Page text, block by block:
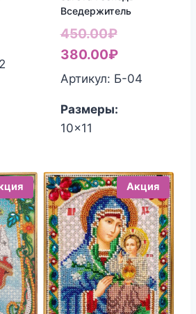
Вседержитель
450.00₽
цена
составляла
380.00₽Текущая
цена:
Артикул: Б-04
Размеры:
10x11
Акция